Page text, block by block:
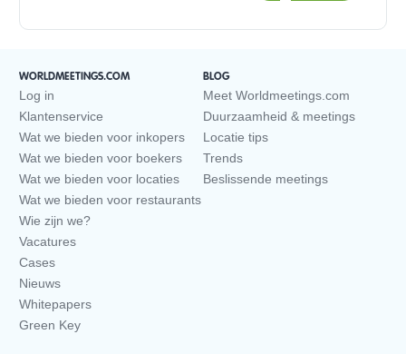
WORLDMEETINGS.COM
Log in
Klantenservice
Wat we bieden voor inkopers
Wat we bieden voor boekers
Wat we bieden voor locaties
Wat we bieden voor restaurants
Wie zijn we?
Vacatures
Cases
Nieuws
Whitepapers
Green Key
BLOG
Meet Worldmeetings.com
Duurzaamheid & meetings
Locatie tips
Trends
Beslissende meetings